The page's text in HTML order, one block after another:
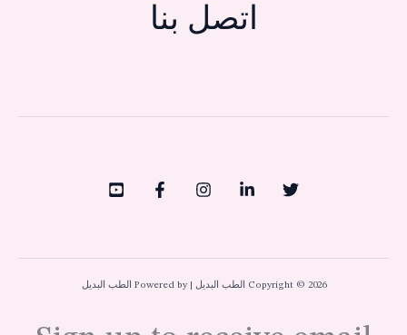
اتصل بنا
Copyright © 2026 الطب البديل | Powered by الطب البديل